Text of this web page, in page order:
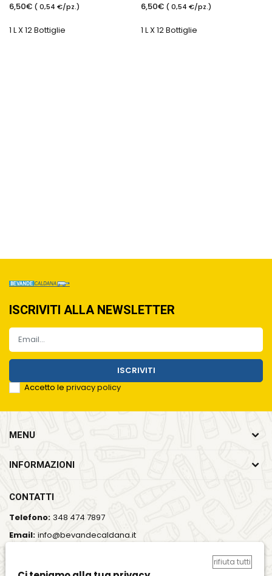
6,50€ ( 0,54 €/pz.)
1 L X 12 Bottiglie
6,50€ ( 0,54 €/pz.)
1 L X 12 Bottiglie
ISCRIVITI ALLA NEWSLETTER
ISCRIVITI
Accetto le privacy policy
CONTATTI
Telefono: 348 474 7897
Email: info@bevandecaldana.it
Viale del Lavoro, 35, 37064 Povegliano Veronese
MENU
INFORMAZIONI
rifiuta tutti